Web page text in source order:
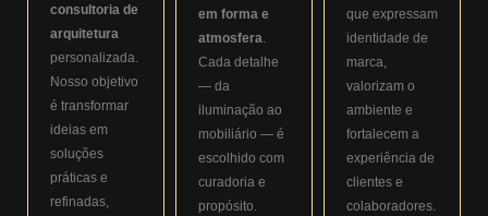
consultoria de
arquitetura
personalizada.
Nosso objetivo
é transformar
ideias em
soluções
práticas e
refinadas,
em forma e
atmosfera
Cada detalhe
— da
iluminação ao
mobiliário — é
escolhido com
curadoria e
propósito.
que expressam
identidade de
marca,
valorizam o
ambiente e
fortalecem a
experiência de
clientes e
colaboradores.